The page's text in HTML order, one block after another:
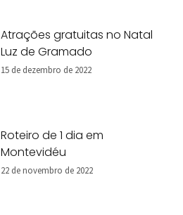
Atrações gratuitas no Natal
Luz de Gramado
15 de dezembro de 2022
Roteiro de 1 dia em
Montevidéu
22 de novembro de 2022